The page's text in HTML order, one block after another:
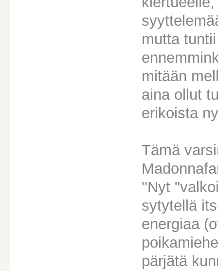
mutta
mitään
aina ollut
erikoista
Tämä
''Nyt
sytytellä
energiaa
pärjätä